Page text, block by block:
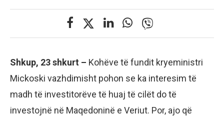
Shkup, 23 shkurt – Kohëve të fundit kryeministri
Mickoski vazhdimisht pohon se ka interesim të
madh të investitorëve të huaj të cilët do të
investojnë në Maqedoninë e Veriut. Por, ajo që